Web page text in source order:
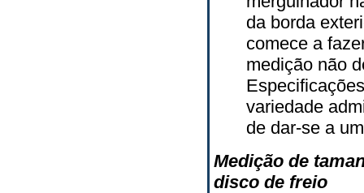
da borda
comece a
medição não
variedade
de dar-se a
Medição de
disco de freio